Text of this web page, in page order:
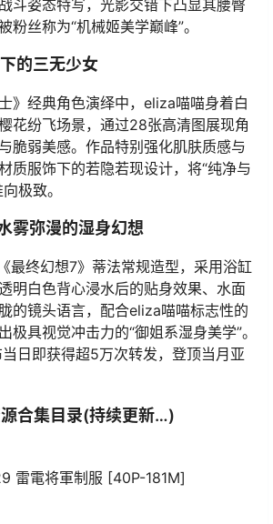
斗姿态特写，光影交错下凸显其腰臀
粉丝称为“机械姬美学巅峰”。
的三无少女
》经典角色演绎中，eliza喵喵身着白
花纷飞场景，通过28张高清图展现角
脆弱美感。作品特别强化肌肤质感与
质服饰下的若隐若现设计，将“纯净与
极致。
雾弥漫的湿身幻想
最终幻想7》蒂法常规造型，采用浴缸
明白色背心浸水后的贴身效果、水面
的镜头语言，配合eliza喵喵标志性的
极具视觉冲击力的“御姐系湿身美学”。
日即获得超5万次转发，登顶当月亚
合集目录(持续更新…)
雷電将軍制服 [40P-181M]